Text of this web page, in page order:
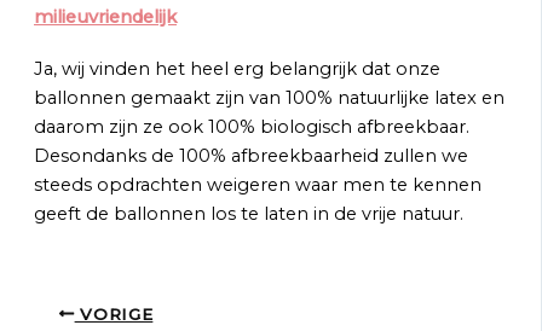
milieuvriendelijk
Ja, wij vinden het heel erg belangrijk dat onze
ballonnen gemaakt zijn van 100% natuurlijke latex en
daarom zijn ze ook 100% biologisch afbreekbaar.
Desondanks de 100% afbreekbaarheid zullen we
steeds opdrachten weigeren waar men te kennen
geeft de ballonnen los te laten in de vrije natuur.
VORIGE